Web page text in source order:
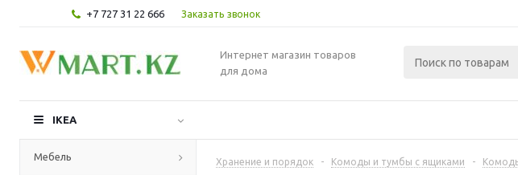
+7 727 31 22 666 Заказать звонок
Интернет магазин товаров
для дома
IKEA
Мебель Хранение и порядок - Комоды и тумбы с ящиками -